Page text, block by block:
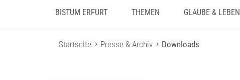
BISTUM ERFURT THEMEN GLAUBE & LEBEN
Startseite Presse & Archiv Downloads